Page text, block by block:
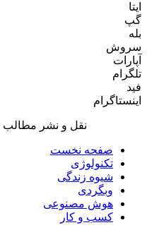
ایتا
گپ
بله
سروش
آپارات
تلگرام
فید
اینستاگرام
نقل و نشر مطالب
صفحه نخست
تکنولوژی
شیوه زندگی
وبگردی
هوش مصنوعی
کسب و کار